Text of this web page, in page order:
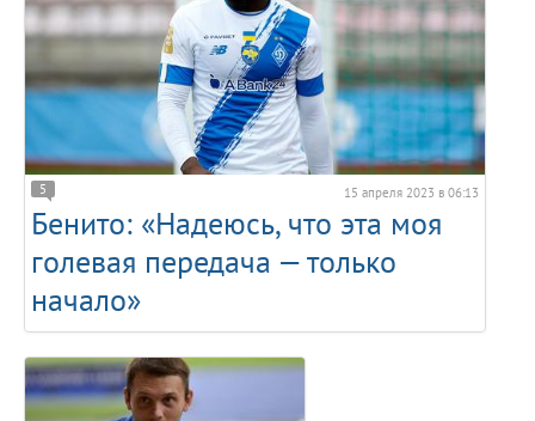
5 15 апреля 2023 в 06:13
Бенито: «Надеюсь, что эта моя
голевая передача — только
начало»